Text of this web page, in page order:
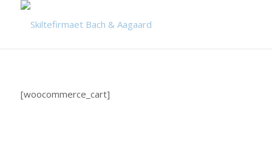
[woocommerce_cart]